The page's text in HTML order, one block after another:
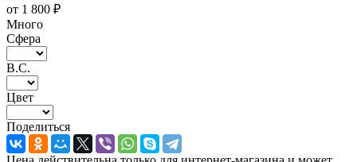
от 1 800 ₽
Много
Сфера
В.С.
Цвет
Поделиться